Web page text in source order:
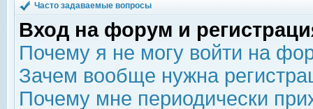
Часто задаваемые вопросы
Вход на форум и
Почему я не могу войти на
Зачем вообще нужна
Почему мне периодически